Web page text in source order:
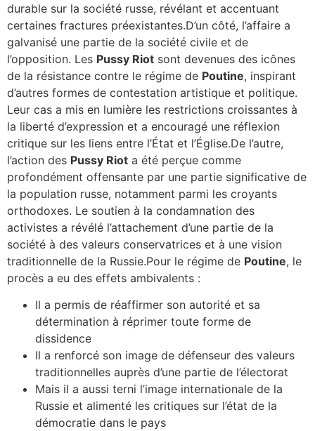
durable sur la société russe, révélant et accentuant
certaines fractures préexistantes.D’un côté, l’affaire a
galvanisé une partie de la société civile et de
l’opposition. Les Pussy Riot sont devenues des icônes
de la résistance contre le régime de Poutine, inspirant
d’autres formes de contestation artistique et politique.
Leur cas a mis en lumière les restrictions croissantes à
la liberté d’expression et a encouragé une réflexion
critique sur les liens entre l’État et l’Église.De l’autre,
l’action des Pussy Riot a été perçue comme
profondément offensante par une partie significative de
la population russe, notamment parmi les croyants
orthodoxes. Le soutien à la condamnation des
activistes a révélé l’attachement d’une partie de la
société à des valeurs conservatrices et à une vision
traditionnelle de la Russie.Pour le régime de Poutine, le
procès a eu des effets ambivalents :
Il a permis de réaffirmer son autorité et sa
détermination à réprimer toute forme de
dissidence
Il a renforcé son image de défenseur des valeurs
traditionnelles auprès d’une partie de l’électorat
Mais il a aussi terni l’image internationale de la
Russie et alimenté les critiques sur l’état de la
démocratie dans le pays